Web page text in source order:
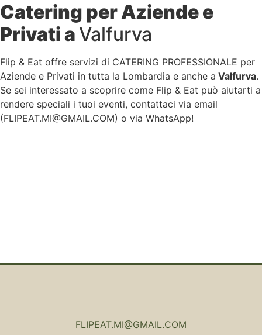
Catering per Aziende e
Privati a Valfurva
Flip & Eat offre servizi di CATERING PROFESSIONALE per
Aziende e Privati in tutta la Lombardia e anche a Valfurva.
Se sei interessato a scoprire come Flip & Eat può aiutarti a
rendere speciali i tuoi eventi, contattaci via email
(FLIPEAT.MI@GMAIL.COM) o via WhatsApp!
FLIPEAT.MI@GMAIL.COM